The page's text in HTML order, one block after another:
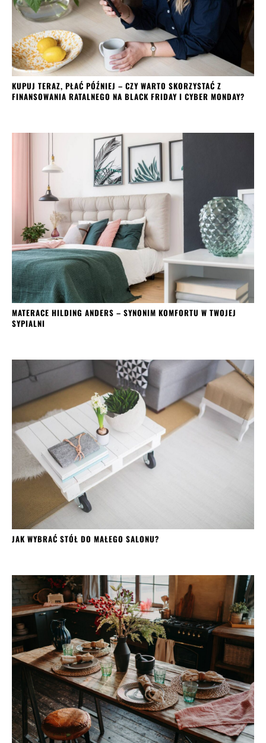
KUPUJ TERAZ, PŁAĆ PÓŹNIEJ – CZY WARTO SKORZYSTAĆ Z
FINANSOWANIA RATALNEGO NA BLACK FRIDAY I CYBER MONDAY?
MATERACE HILDING ANDERS – SYNONIM KOMFORTU W TWOJEJ
SYPIALNI
JAK WYBRAĆ STÓŁ DO MAŁEGO SALONU?